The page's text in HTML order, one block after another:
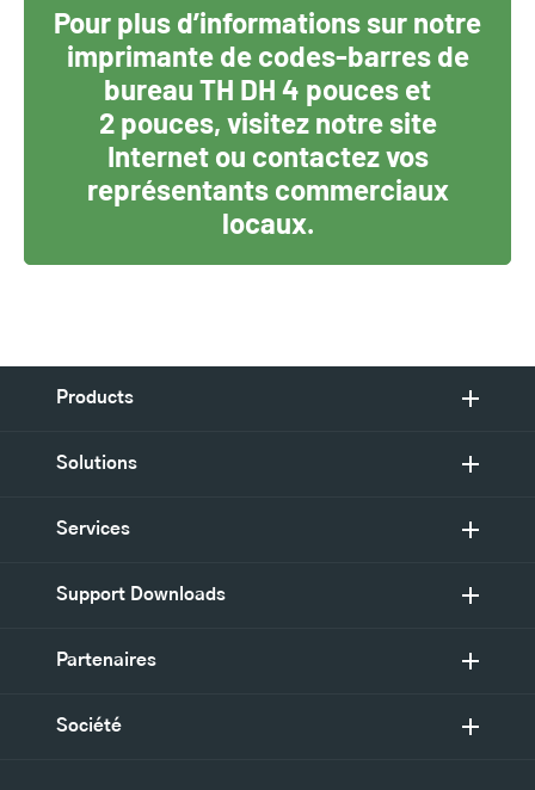
Pour plus d’informations sur notre
imprimante de codes-barres de
bureau TH DH 4 pouces et
2 pouces, visitez notre site
Internet ou contactez vos
représentants commerciaux
locaux.
Products
Solutions
Services
Support Downloads
Partenaires
Société